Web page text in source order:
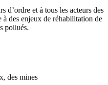
d’ordre et à tous les acteurs des
à des enjeux de réhabilitation de
pollués.
des mines